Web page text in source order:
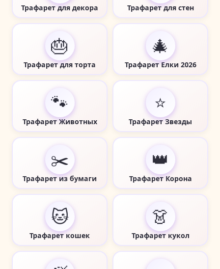
Трафарет для декора Трафарет для стен
🎂
Трафарет для торта
🎄
Трафарет Елки 2026
🐾
Трафарет Животных
⭐
Трафарет Звезды
✂️
Трафарет из бумаги
👑
Трафарет Корона
🐱
Трафарет кошек
👗
Трафарет кукол